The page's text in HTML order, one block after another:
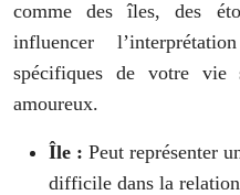
comme des îles, des
influencer
spécifiques de votre vie
amoureux.
Île : Peut représenter
difficile dans la